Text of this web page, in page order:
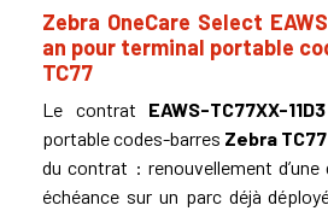
Zebra OneCare Select
an pour terminal portable
TC77
Le contrat EAWS-TC77XX-11D3
portable codes-barres Zebra TC77
du contrat : renouvellement
échéance sur un parc déjà